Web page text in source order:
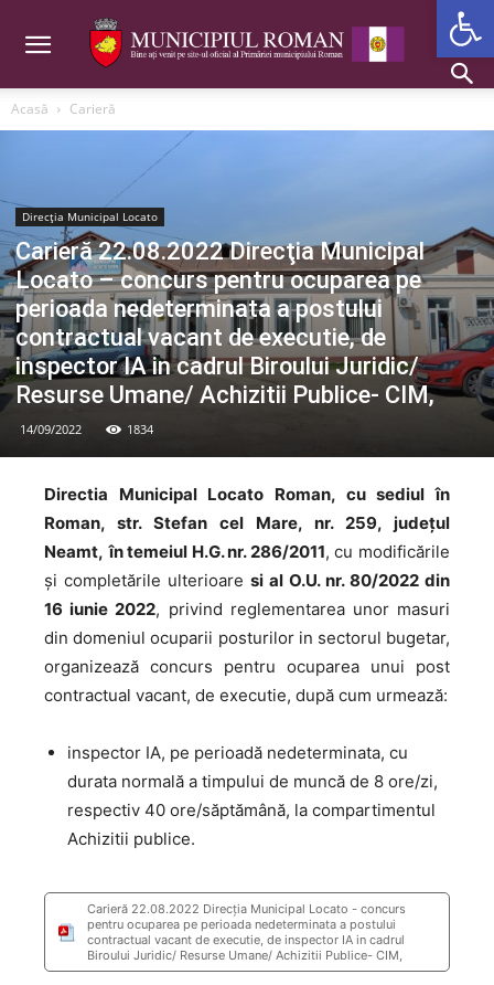
Acasă Carieră
Direcția Municipal Locato
Carieră 22.08.2022 Direcţia Municipal
Locato – concurs pentru ocuparea pe
perioada nedeterminata a postului
contractual vacant de executie, de
inspector IA in cadrul Biroului Juridic/
Resurse Umane/ Achizitii Publice- CIM,
14/09/2022 1834
Directia Municipal Locato Roman, cu sediul în
Roman, str. Stefan cel Mare, nr. 259, județul
Neamt, în temeiul H.G. nr. 286/2011, cu modificările
și completările ulterioare si al O.U. nr. 80/2022 din
16 iunie 2022, privind reglementarea unor masuri
din domeniul ocuparii posturilor in sectorul bugetar,
organizează concurs pentru ocuparea unui post
contractual vacant, de executie, după cum urmează:
inspector IA, pe perioadă nedeterminata, cu
durata normală a timpului de muncă de 8 ore/zi,
respectiv 40 ore/săptămână, la compartimentul
Achizitii publice.
Carieră 22.08.2022 Direcţia Municipal Locato - concurs
pentru ocuparea pe perioada nedeterminata a postului
contractual vacant de executie, de inspector IA in cadrul
Biroului Juridic/ Resurse Umane/ Achizitii Publice- CIM,